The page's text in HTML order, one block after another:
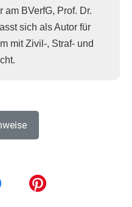
am BVerfG, Prof. Dr.
sich als Autor für
mit Zivil-, Straf- und